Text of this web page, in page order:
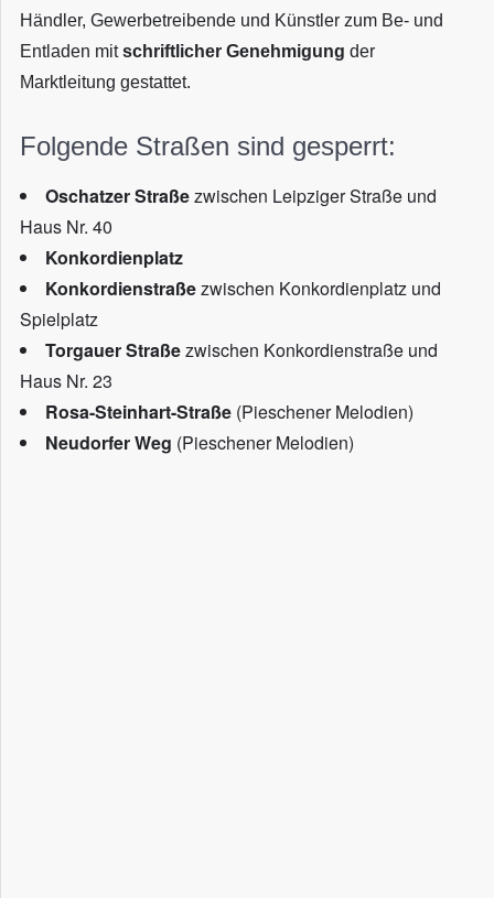
Händler, Gewerbetreibende und Künstler zum Be- und
Entladen mitschriftlicher Genehmigung der
Marktleitung gestattet.
Folgende Straßen sind gesperrt:
Oschatzer Straßezwischen Leipziger Straße und
Haus Nr. 40
Konkordienplatz
Konkordienstraßezwischen Konkordienplatz und
Spielplatz
Torgauer Straßezwischen Konkordienstraße und
Haus Nr. 23
Rosa-Steinhart-Straße (Pieschener Melodien)
Neudorfer Weg (Pieschener Melodien)